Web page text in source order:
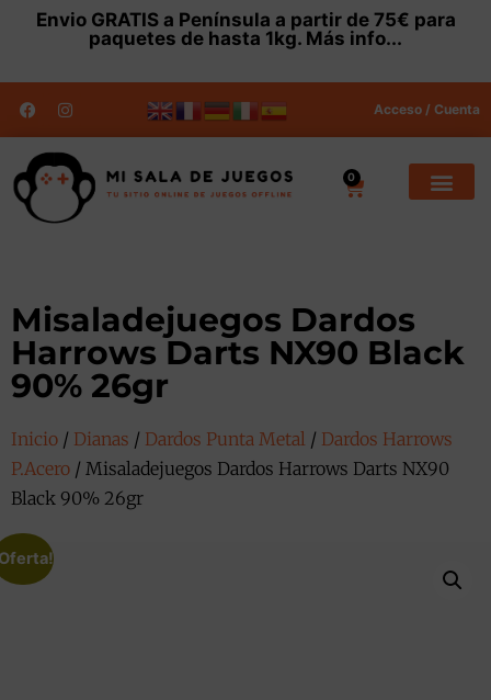
Envio GRATISa Península a partir de 75€ para
paquetes de hasta 1kg. Más info...
Acceso / Cuenta
0
Misaladejuegos Dardos
Harrows Darts NX90 Black
90% 26gr
Inicio / Dianas / Dardos Punta Metal / Dardos Harrows
P.Acero / Misaladejuegos Dardos Harrows Darts NX90
Black 90% 26gr